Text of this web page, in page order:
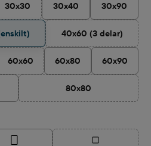
30x30
(Det här alternativet är för närvarande
30x40 30x90
för närvarande inte tillgängligt.)
40x60 (3 delar)
(Det här
60x60
(Det här alternativet är för
60x80 60x90
80x80
(Det här alternativet